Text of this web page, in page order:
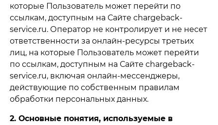
которые Пользователь может перейти по
ссылкам, доступным на Сайте chargeback-
service.ru. Оператор не контролирует и не несет
ответственности за онлайн-ресурсы третьих
лиц, на которые Пользователь может перейти
по ссылкам, доступным на Сайте chargeback-
service.ru, включая онлайн-мессенджеры,
действующие по собственным правилам
обработки персональных данных.
2. Основные понятия, используемые в